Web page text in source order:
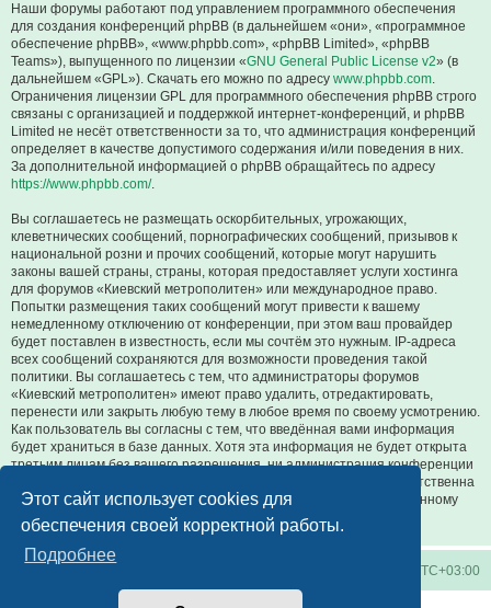
Этот сайт использует cookies для
обеспечения своей корректной работы.
Подробнее
Наши форумы работают под управлением программного обеспечения
для создания конференций phpBB (в дальнейшем «они», «программное
обеспечение phpBB», «www.phpbb.com», «phpBB Limited», «phpBB
Teams»), выпущенного по лицензии «GNU General Public License v2» (в
дальнейшем «GPL»). Скачать его можно по адресу www.phpbb.com.
Ограничения лицензии GPL для программного обеспечения phpBB строго
связаны с организацией и поддержкой интернет-конференций, и phpBB
Limited не несёт ответственности за то, что администрация конференций
определяет в качестве допустимого содержания и/или поведения в них.
За дополнительной информацией о phpBB обращайтесь по адресу
https://www.phpbb.com/.
Вы соглашаетесь не размещать оскорбительных, угрожающих,
клеветнических сообщений, порнографических сообщений, призывов к
национальной розни и прочих сообщений, которые могут нарушить
законы вашей страны, страны, которая предоставляет услуги хостинга
для форумов «Киевский метрополитен» или международное право.
Попытки размещения таких сообщений могут привести к вашему
немедленному отключению от конференции, при этом ваш провайдер
будет поставлен в известность, если мы сочтём это нужным. IP-адреса
всех сообщений сохраняются для возможности проведения такой
политики. Вы соглашаетесь с тем, что администраторы форумов
«Киевский метрополитен» имеют право удалить, отредактировать,
перенести или закрыть любую тему в любое время по своему усмотрению.
Как пользователь вы согласны с тем, что введённая вами информация
будет храниться в базе данных. Хотя эта информация не будет открыта
третьим лицам без вашего разрешения, ни администрация конференции
«Киевский метрополитен», ни phpBB Limited не может быть ответственна
за действия хакеров, которые могут привести к несанкционированному
доступу к ней.
UTC+03:00